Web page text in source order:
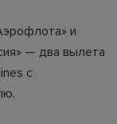
и
— два вылета
с